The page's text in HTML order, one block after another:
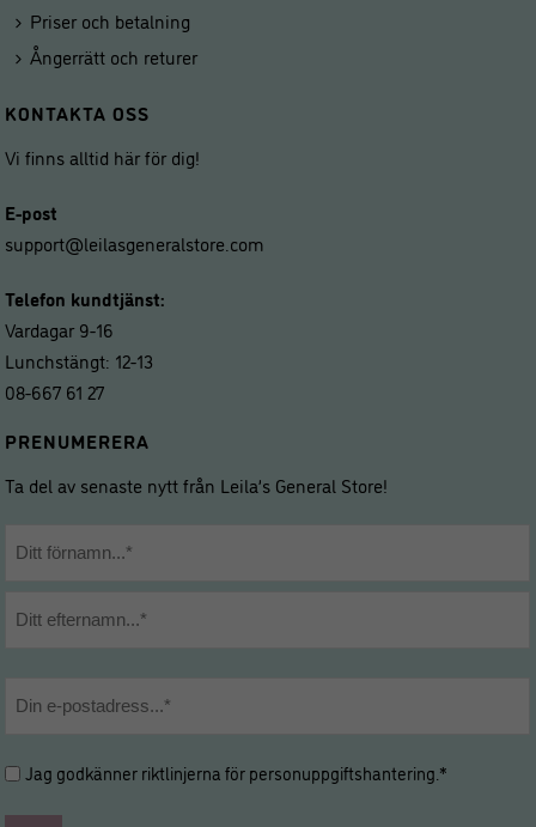
Priser och betalning
Ångerrätt och returer
KONTAKTA OSS
Vi finns alltid här för dig!
E-post
support@leilasgeneralstore.com
Telefon kundtjänst:
Vardagar 9-16
Lunchstängt: 12-13
08-667 61 27
PRENUMERERA
Ta del av senaste nytt från Leila’s General Store!
Hantering
Jag godkänner riktlinjerna förpersonuppgiftshantering .*